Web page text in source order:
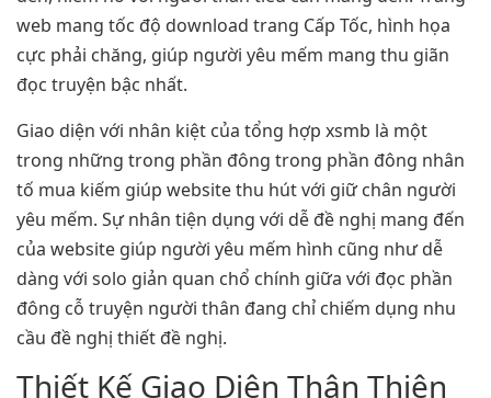
web mang tốc độ download trang Cấp Tốc, hình họa
cực phải chăng, giúp người yêu mếm mang thu giãn
đọc truyện bậc nhất.
Giao diện với nhân kiệt của tổng hợp xsmb là một
trong những trong phần đông trong phần đông nhân
tố mua kiếm giúp website thu hút với giữ chân người
yêu mếm. Sự nhân tiện dụng với dễ đề nghị mang đến
của website giúp người yêu mếm hình cũng như dễ
dàng với solo giản quan chổ chính giữa với đọc phần
đông cỗ truyện người thân đang chỉ chiếm dụng nhu
cầu đề nghị thiết đề nghị.
Thiết Kế Giao Diện Thân Thiện